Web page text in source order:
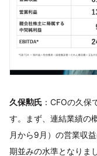
久保勲氏 ：CFOの久保
す。まず、連結業績の
月から9月）の営業収
期並みの水準となりまし